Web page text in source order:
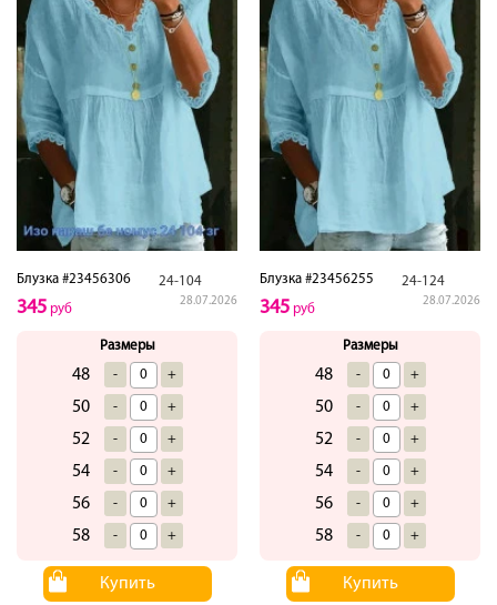
Блузка #23456306 24-104
28.07.2026
345 руб
Размеры
48 - +
50 - +
52 - +
54 - +
56 - +
58 - +
Купить
Блузка #23456255 24-124
28.07.2026
345 руб
Размеры
48 - +
50 - +
52 - +
54 - +
56 - +
58 - +
Купить